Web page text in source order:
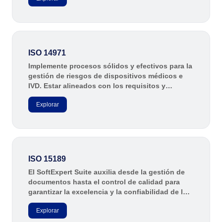
PMBOK
BSC
ISO 20000
ISO 19011
ISO 13485
ISO 55000
ISO 22301
ISO 10015
ISO 45001
BPMN
ISO 14971
ISO 37001
COBIT
ISO 31000
ISO 14971
Implemente procesos sólidos y efectivos para la
gestión de riesgos de dispositivos médicos e
IVD. Estar alineados con los requisitos y
mejores prácticas de la norma ISO 14971,
garantizando la seguridad y eficacia de estos
Explorar
ISO 15189
El SoftExpert Suite auxilia desde la gestión de
documentos hasta el control de calidad para
garantizar la excelencia y la confiabilidad de los
servicios laboratoriales en cumplimiento con la
ISO 15189.
Explorar